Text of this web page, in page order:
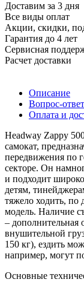
Доставим за 3 дня
Все виды оплат
Акции, скидки,
Гарантия до 4 лет
Сервисная
Расчет доставки
Описание
Вопрос-ответ
Оплата и
Headway Zappy
самокат,
передвижения по
секторе. Он
и подходит
детям,
тяжело ходить, по
модель. Наличие
– дополнительная
внушительной
150 кг), ездить
например, могут
Основные